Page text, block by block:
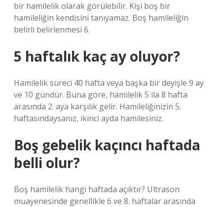
bir hamilelik olarak görülebilir. Kişi boş bir
hamileliğin kendisini tanıyamaz. Boş hamileliğin
belirli belirlenmesi 6.
5 haftalık kaç ay oluyor?
Hamilelik süreci 40 hafta veya başka bir deyişle 9 ay
ve 10 gündür. Buna göre, hamilelik 5 ila 8 hafta
arasında 2. aya karşılık gelir. Hamileliğinizin 5.
haftasındaysanız, ikinci ayda hamilesiniz.
Boş gebelik kaçıncı haftada
belli olur?
Boş hamilelik hangi haftada açıktır? Ultrason
muayenesinde genellikle 6 ve 8. haftalar arasında